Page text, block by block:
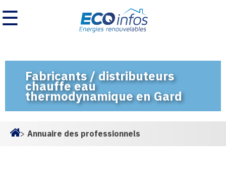
☰
Fabricants / distributeurs
chauffe eau
thermodynamique en Gard
> Annuaire des professionnels